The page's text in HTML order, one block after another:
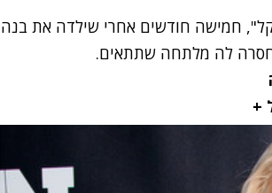
חמישה חודשים אחרי שילדה את בנה
חסרה לה מלתחה שתתאים.
+